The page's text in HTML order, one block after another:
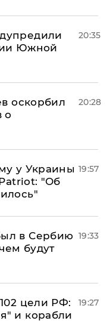
Южной
20:35
оскорбил
о
20:28
у Украины
"Об
19:57
в Сербию
будут
19:33
цели РФ:
и корабли
19:27